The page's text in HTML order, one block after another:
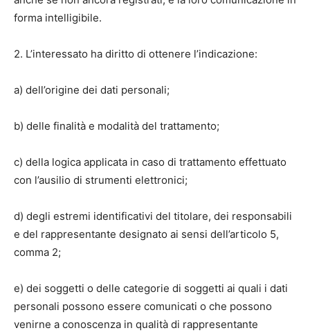
forma intelligibile.
2. L’interessato ha diritto di ottenere l’indicazione:
a) dell’origine dei dati personali;
b) delle finalità e modalità del trattamento;
c) della logica applicata in caso di trattamento effettuato
con l’ausilio di strumenti elettronici;
d) degli estremi identificativi del titolare, dei responsabili
e del rappresentante designato ai sensi dell’articolo 5,
comma 2;
e) dei soggetti o delle categorie di soggetti ai quali i dati
personali possono essere comunicati o che possono
venirne a conoscenza in qualità di rappresentante